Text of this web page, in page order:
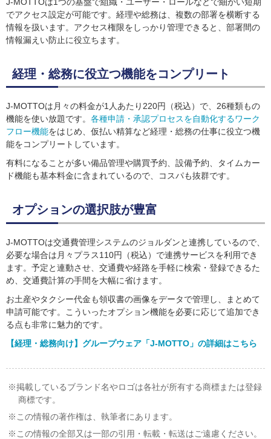
でアクセス設定が可能です。経理や総務は、複数の部署を横断する
情報を扱います。アクセス権限をしっかり管理できると、部署間の
情報漏えい防止に役立ちます。
経理・総務に役立つ機能をコンプリート
J-MOTTOは月々の料金が1人あたり220円（税込）で、26種類もの
機能を使い放題です。 各種申請・承認プロセスを自動化するワーク
フロー機能をはじめ、仮払い精算など経理・総務の仕事に役立つ機
能をコンプリートしています。
有料になることが多い備品管理や購買予約、設備予約、タイムカー
ド機能も基本料金に含まれているので、コスパも抜群です。
オプションの選択肢が豊富
J-MOTTOは交通費管理システムのジョルダンと連携しているので、
必要な場合は月々プラス110円（税込）で連携サービスを利用でき
ます。予定と連動させ、交通費や経路を手軽に検索・登録できるた
め、交通費計算の手間を大幅に省けます。
お土産やタクシー代金も領収書の画像をデータで管理し、まとめて
申請可能です。こういったオプション機能を必要に応じて追加でき
る点も非常に魅力的です。
【経理・総務向け】グループウェア「J-MOTTO」の詳細はこちら
掲載しているブランド名やロゴは各社が所有する商標または登録
商標です。
この情報の著作権は、執筆者にあります。
この情報の全部又は一部の引用・転載・転送はご遠慮ください。